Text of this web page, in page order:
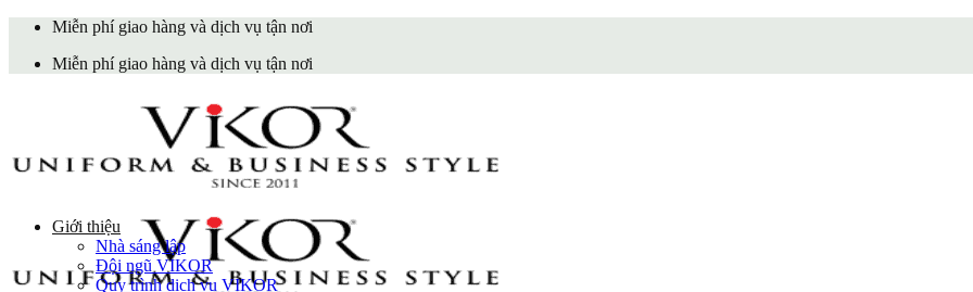
Skip
content
Miễn phí giao hàng và dịch vụ tận nơi
Miễn phí giao hàng và dịch vụ tận nơi
Giới thiệu
Nhà sáng lập
Đội ngũ VIKOR
Quy trình dịch vụ VIKOR